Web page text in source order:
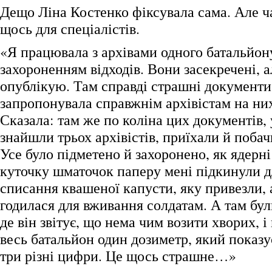
Дещо Ліна Костенко фіксувала сама. Але
щось для спеціалістів.
«Я працювала з архівами одного
захороненням відходів. Вони засекречені,
опублікую. Там справді страшні
запропонувала справжнім архівістам на
Сказала: там же по коліна цих
знайшли трьох архівістів, приїхали й
Усе було підметено й захоронено, як
куточку шматочок паперу мені підкинули
списання квашеної капусти, яку привезли,
годилася для вживання солдатам. А там
де він звітує, що нема чим возити хворих, і
весь батальйон один дозиметр, який
три різні цифри. Це щось страшне…»